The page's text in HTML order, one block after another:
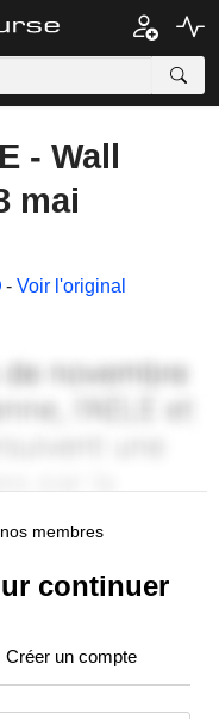
- Wall
mai
- Voir l'original
membres
continuer
Créer un compte